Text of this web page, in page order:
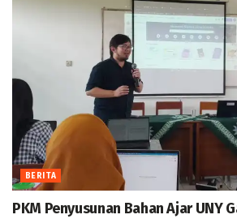
BERITA
PKM Penyusunan Bahan Ajar UNY